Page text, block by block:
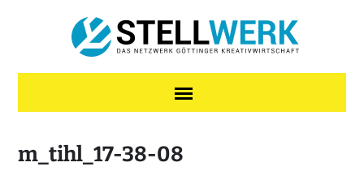
m_tihl_17-38-08